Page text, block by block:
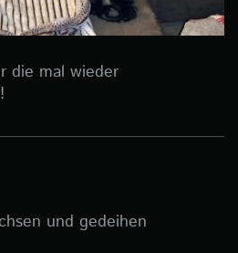
die mal wieder
und gedeihen